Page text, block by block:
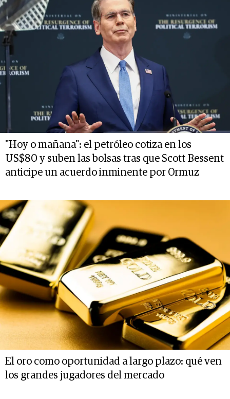
"Hoy o mañana": el petróleo cotiza en los
US$80 y suben las bolsas tras que Scott Bessent
anticipe un acuerdo inminente por Ormuz
El oro como oportunidad a largo plazo: qué ven
los grandes jugadores del mercado